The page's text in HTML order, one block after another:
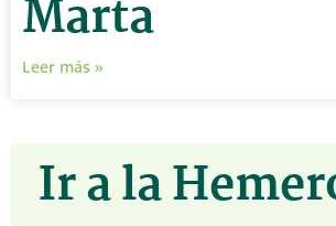
Marta
Leer más »
Ir a la